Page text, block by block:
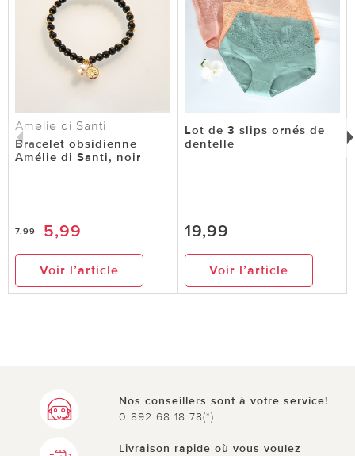
Amelie di Santi
Bracelet obsidienne
Amélie di Santi, noir
7,99 5,99
Voir l’article
Lot de 3 slips ornés de
dentelle
19,99
Voir l’article
Nos conseillers sont à votre service!
0 892 68 18 78(*)
Livraison rapide où vous voulez